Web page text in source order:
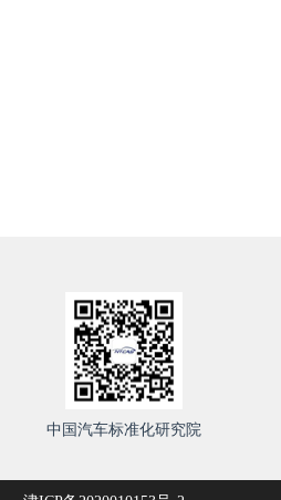
中国汽车标准化研究院